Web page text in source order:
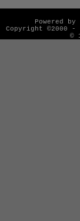
Powered
Copyright ©2000
©